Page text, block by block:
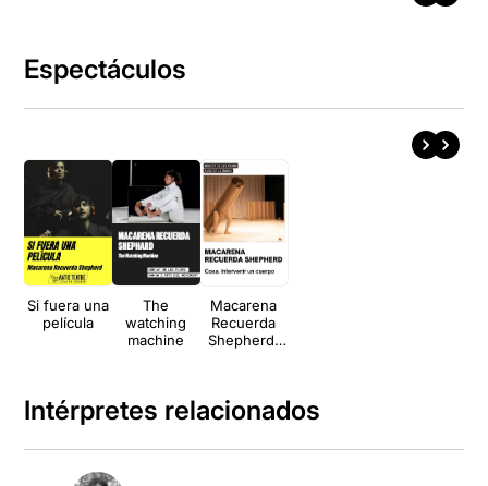
Espectáculos
Si fuera una
película
The
watching
machine
Macarena
Recuerda
Shepherd:
Intérpretes relacionados